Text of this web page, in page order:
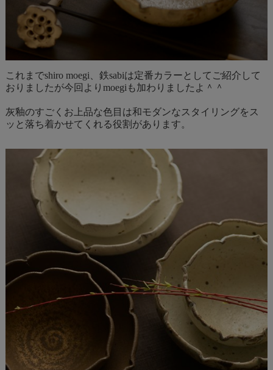
これまでshiro moegi、鉄sabiは定番カラーとしてご紹介して
おりましたが今回よりmoegiも加わりましたよ＾＾
灰釉のすごくお上品な色目は和モダンなスタイリングをス
ッと落ち着かせてくれる役割があります。